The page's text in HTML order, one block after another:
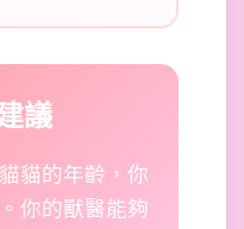
議
貓的年齡，你
你的獸醫能夠